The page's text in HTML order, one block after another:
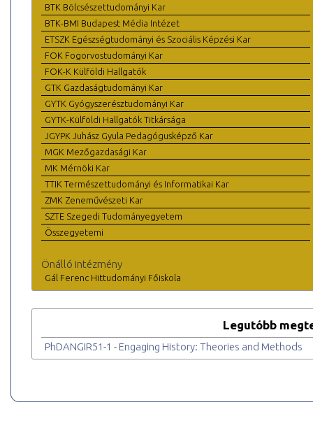
BTK Bölcsészettudományi Kar
BTK-BMI Budapest Média Intézet
ETSZK Egészségtudományi és Szociális Képzési Kar
FOK Fogorvostudományi Kar
FOK-K Külföldi Hallgatók
GTK Gazdaságtudományi Kar
GYTK Gyógyszerésztudományi Kar
GYTK-Külföldi Hallgatók Titkársága
JGYPK Juhász Gyula Pedagógusképző Kar
MGK Mezőgazdasági Kar
MK Mérnöki Kar
TTIK Természettudományi és Informatikai Kar
ZMK Zeneművészeti Kar
SZTE Szegedi Tudományegyetem
Összegyetemi
Önálló intézmény
Gál Ferenc Hittudományi Főiskola
Legutóbb
PhDANGIR51-1 - Engaging History: Theories and Methods